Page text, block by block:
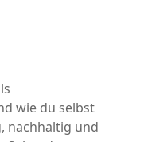
wie du selbst
nachhaltig und